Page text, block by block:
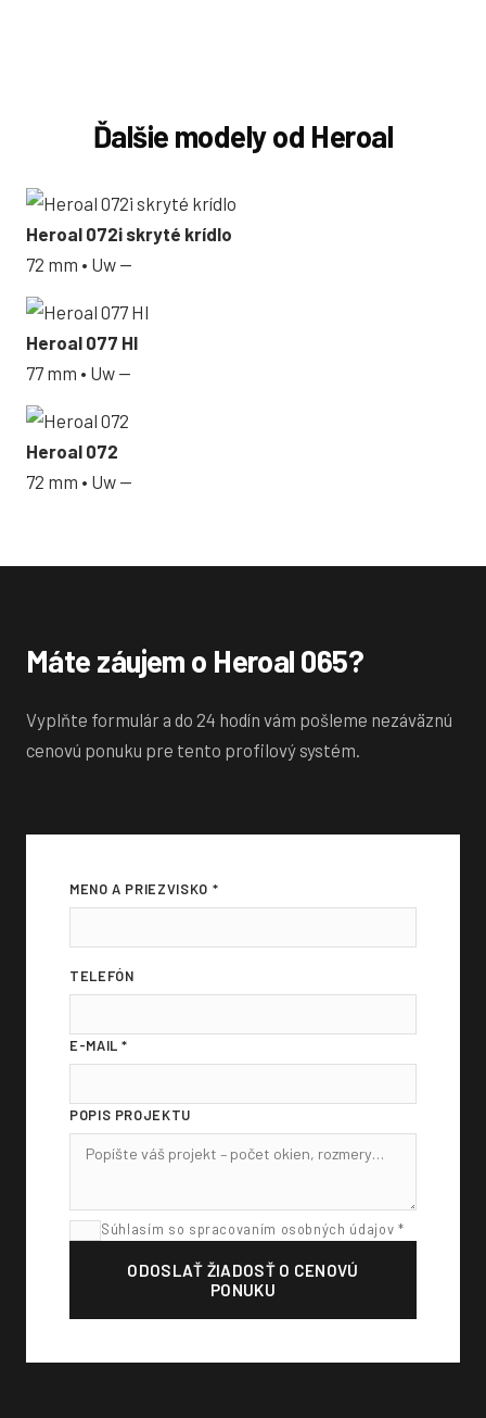
Ďalšie modely od Heroal
Heroal 072i skryté krídlo
72 mm • Uw —
Heroal 077 HI
77 mm • Uw —
Heroal 072
72 mm • Uw —
Máte záujem o Heroal 065?
Vyplňte formulár a do 24 hodín vám pošleme nezáväznú
cenovú ponuku pre tento profilový systém.
MENO A PRIEZVISKO *
TELEFÓN
E-MAIL *
POPIS PROJEKTU
Súhlasím so spracovaním osobných údajov *
ODOSLAŤ ŽIADOSŤ O CENOVÚ
PONUKU